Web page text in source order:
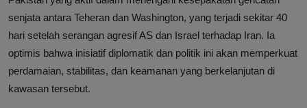
senjata antara Teheran dan Washington, yang terjadi sekitar 40
hari setelah serangan agresif AS dan Israel terhadap Iran. Ia
optimis bahwa inisiatif diplomatik dan politik ini akan memperkuat
perdamaian, stabilitas, dan keamanan yang berkelanjutan di
kawasan tersebut.